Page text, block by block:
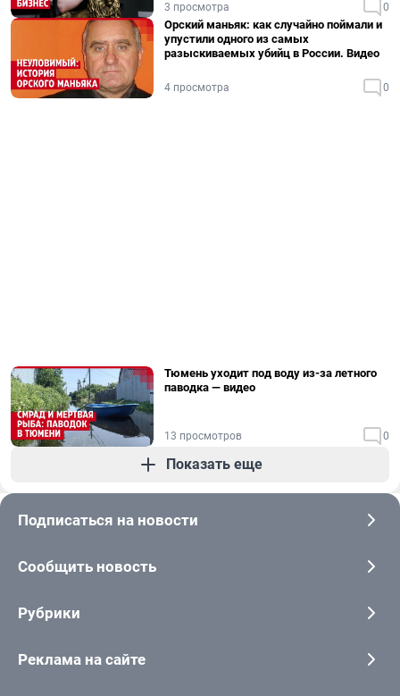
3 просмотра 0
Орский маньяк: как случайно поймали и
упустили одного из самых
разыскиваемых убийц в России. Видео
4 просмотра 0
Тюмень уходит под воду из-за летного
паводка — видео
13 просмотров 0
Показать еще
Подписаться на новости
Сообщить новость
Рубрики
Реклама на сайте